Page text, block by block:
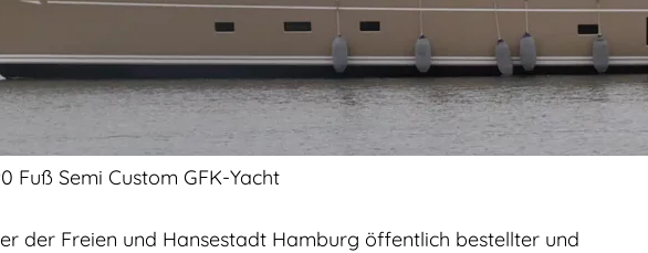
Fuß Semi Custom GFK-Yacht
der Freien und Hansestadt Hamburg öffentlich bestellter und